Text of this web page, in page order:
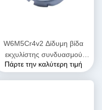
W6M5Cr4v2 Δίδυμη βίδα
εκχυλίστης συνδυασμού
βίδας για εργοστάσιο
Πάρτε την καλύτερη τιμή